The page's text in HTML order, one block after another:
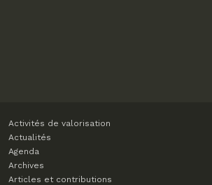
Activités de valorisation
Actualités
Agenda
Archives
Articles et contributions